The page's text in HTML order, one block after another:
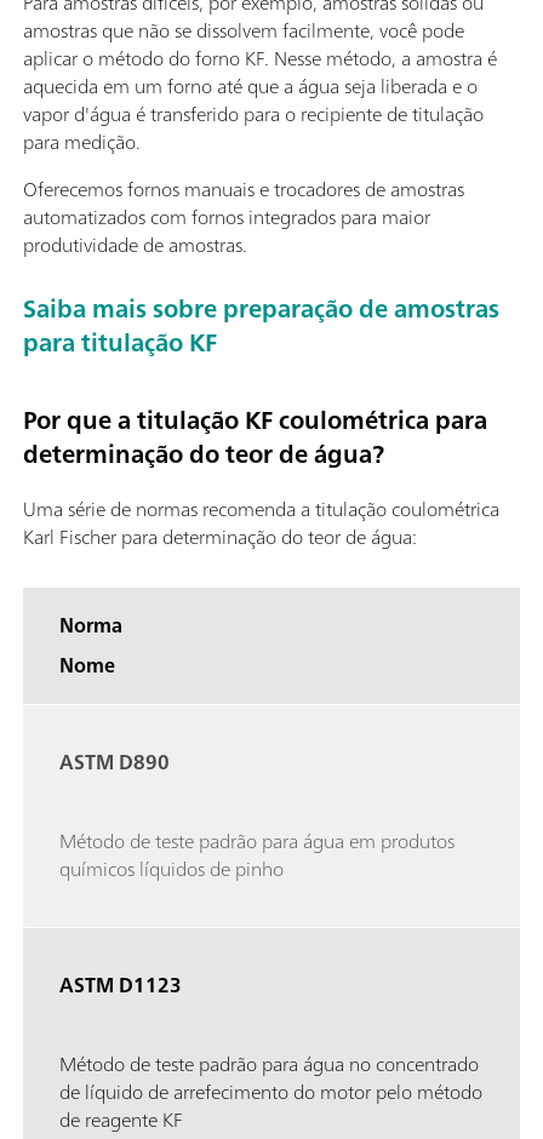
amostras que não se dissolvem facilmente, você pode
aplicar o método do forno KF. Nesse método, a amostra é
aquecida em um forno até que a água seja liberada e o
vapor d'água é transferido para o recipiente de titulação
para medição.
Oferecemos fornos manuais e trocadores de amostras
automatizados com fornos integrados para maior
produtividade de amostras.
Saiba mais sobre preparação de amostras
para titulação KF
Por que a titulação KF coulométrica para
determinação do teor de água?
Uma série de normas recomenda a titulação coulométrica
Karl Fischer para determinação do teor de água:
Norma
Nome
ASTM D890
Método de teste padrão para água em produtos
químicos líquidos de pinho
ASTM D1123
Método de teste padrão para água no concentrado
de líquido de arrefecimento do motor pelo método
de reagente KF